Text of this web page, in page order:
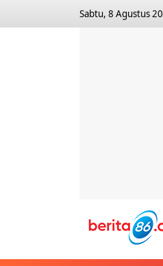
Sabtu, 8 Agustus